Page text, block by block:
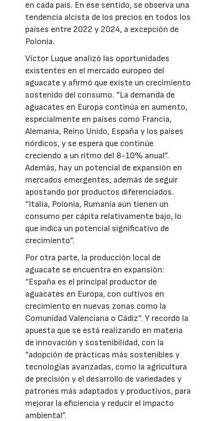
en cada país. En ese sentido, se observa una
tendencia alcista de los precios en todos los
países entre 2022 y 2024, a excepción de
Polonia.
Víctor Luque analizó las oportunidades
existentes en el mercado europeo del
aguacate y afirmó que existe un crecimiento
sostenido del consumo. “La demanda de
aguacates en Europa continúa en aumento,
especialmente en países como Francia,
Alemania, Reino Unido, España y los países
nórdicos, y se espera que continúe
creciendo a un ritmo del 8-10% anual”.
Además, hay un potencial de expansión en
mercados emergentes, además de seguir
apostando por productos diferenciados.
“Italia, Polonia, Rumanía aún tienen un
consumo per cápita relativamente bajo, lo
que indica un potencial significativo de
crecimiento”.
Por otra parte, la producción local de
aguacate se encuentra en expansión:
“España es el principal productor de
aguacates en Europa, con cultivos en
crecimiento en nuevas zonas como la
Comunidad Valenciana o Cádiz”. Y recordó la
apuesta que se está realizando en materia
de innovación y sostenibilidad, con la
“adopción de prácticas más sostenibles y
tecnologías avanzadas, como la agricultura
de precisión y el desarrollo de variedades y
patrones más adaptados y productivos, para
mejorar la eficiencia y reducir el impacto
ambiental”.